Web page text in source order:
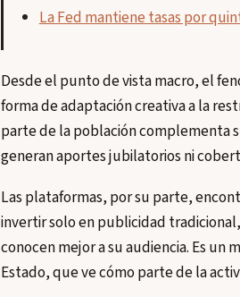
La Fed mantiene tasas por
Desde el punto de vista macro, el
forma de adaptación creativa a la
parte de la población complementa
generan aportes jubilatorios ni
Las plataformas, por su parte,
invertir solo en publicidad
conocen mejor a su audiencia. Es
Estado, que ve cómo parte de la